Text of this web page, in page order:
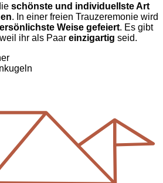
schönste und individuellste Art
. In einer freien Trauzeremonie wird
Weise gefeiert. Es gibt
ihr als Paar einzigartig seid.